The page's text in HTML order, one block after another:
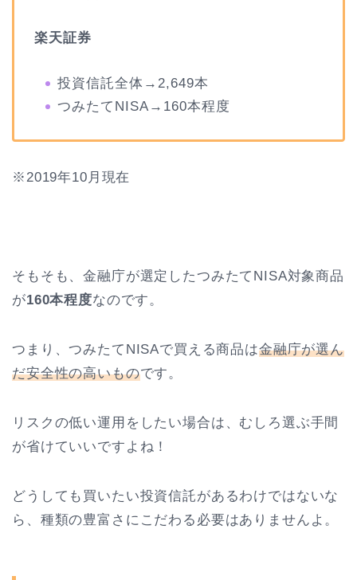
楽天証券
投資信託全体→2,649本
つみたてNISA→160本程度
※2019年10月現在
そもそも、金融庁が選定したつみたてNISA対象商品
が160本程度なのです。
つまり、つみたてNISAで買える商品は金融庁が選ん
だ安全性の高いものです。
リスクの低い運用をしたい場合は、むしろ選ぶ手間
が省けていいですよね！
どうしても買いたい投資信託があるわけではないな
ら、種類の豊富さにこだわる必要はありませんよ。